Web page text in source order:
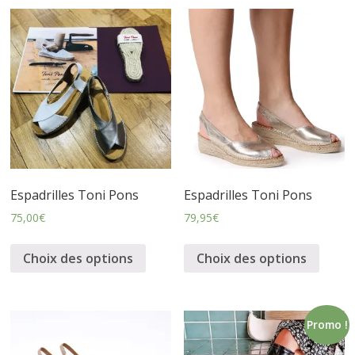
c
h
a
u
s
s
Espadrilles Toni Pons
75,00€
Choix des options
Espadrilles Toni Pons
79,95€
Choix des options
Promo !